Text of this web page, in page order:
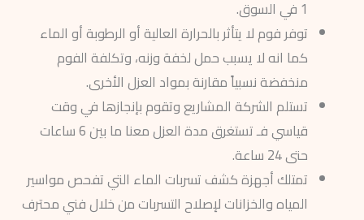
1 في السوق.
توفر فوم لا يتأثر بالحرارة العالية أو الرطوبة أو الماء
كما انه لا يسبب حمل لخفة وزنه، وتكلفة الفوم
منخفضة نسبياً مقارنة بمواد العزل الأخرى.
تستلم الشركة المشاريع وتقوم بإنجازها في وقت
قياسي فـ تستغرق مدة العزل معنا ما بين 6 ساعات
حتى 24 ساعة.
تمتلك أجهزة كشف تسربات الماء التي تفحص مواسير
المياه والخزانات لإصلاح التسربات من خلال فني محترف